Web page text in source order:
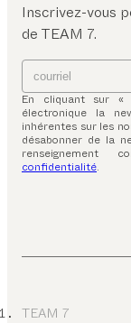
Inscrivez-vous
de TEAM 7.
En cliquant sur «
électronique la
inhérentes sur les
désabonner de la
renseignement
confidentialité.
TEAM 7